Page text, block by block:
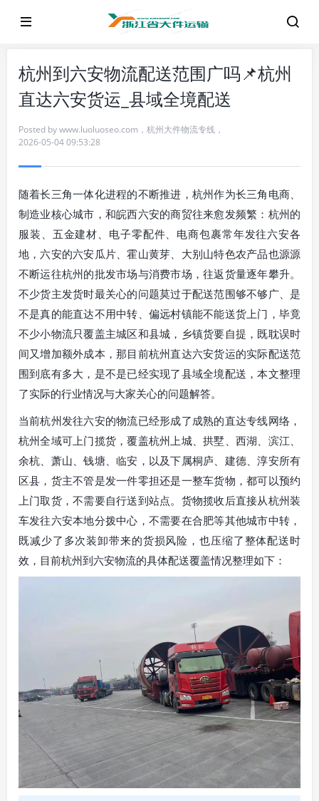
杭州到六安物流配送范围广吗📌杭州
直达六安货运_县域全境配送
Posted bywww.luoluoseo.com ， 杭州大件物流专线 ，
2026-05-04 09:53:28
随着长三角一体化进程的不断推进，杭州作为长三角电商、
制造业核心城市，和皖西六安的商贸往来愈发频繁：杭州的
服装、五金建材、电子零配件、电商包裹常年发往六安各
地，六安的六安瓜片、霍山黄芽、大别山特色农产品也源源
不断运往杭州的批发市场与消费市场，往返货量逐年攀升。
不少货主发货时最关心的问题莫过于配送范围够不够广、是
不是真的能直达不用中转、偏远村镇能不能送货上门，毕竟
不少小物流只覆盖主城区和县城，乡镇货要自提，既耽误时
间又增加额外成本，那目前杭州直达六安货运的实际配送范
围到底有多大，是不是已经实现了县域全境配送，本文整理
了实际的行业情况与大家关心的问题解答。
当前杭州发往六安的物流已经形成了成熟的直达专线网络，
杭州全域可上门揽货，覆盖杭州上城、拱墅、西湖、滨江、
余杭、萧山、钱塘、临安，以及下属桐庐、建德、淳安所有
区县，货主不管是发一件零担还是一整车货物，都可以预约
上门取货，不需要自行送到站点。货物揽收后直接从杭州装
车发往六安本地分拨中心，不需要在合肥等其他城市中转，
既减少了多次装卸带来的货损风险，也压缩了整体配送时
效，目前杭州到六安物流的具体配送覆盖情况整理如下：